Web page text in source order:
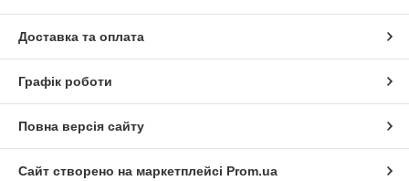
Доставка та оплата
Графік роботи
Повна версія сайту
Сайт створено на маркетплейсі Prom.ua